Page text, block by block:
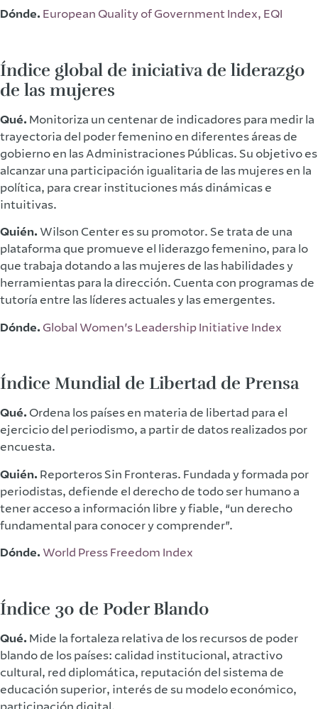
Dónde. European Quality of Government Index, EQI
Índice global de iniciativa de liderazgo
de las mujeres
Qué. Monitoriza un centenar de indicadores para medir la
trayectoria del poder femenino en diferentes áreas de
gobierno en las Administraciones Públicas. Su objetivo es
alcanzar una participación igualitaria de las mujeres en la
política, para crear instituciones más dinámicas e
intuitivas.
Quién. Wilson Center es su promotor. Se trata de una
plataforma que promueve el liderazgo femenino, para lo
que trabaja dotando a las mujeres de las habilidades y
herramientas para la dirección. Cuenta con programas de
tutoría entre las líderes actuales y las emergentes.
Dónde. Global Women’s Leadership Initiative Index
Índice Mundial de Libertad de Prensa
Qué. Ordena los países en materia de libertad para el
ejercicio del periodismo, a partir de datos realizados por
encuesta.
Quién. Reporteros Sin Fronteras. Fundada y formada por
periodistas, defiende el derecho de todo ser humano a
tener acceso a información libre y fiable, “un derecho
fundamental para conocer y comprender”.
Dónde. World Press Freedom Index
Índice 30 de Poder Blando
Qué. Mide la fortaleza relativa de los recursos de poder
blando de los países: calidad institucional, atractivo
cultural, red diplomática, reputación del sistema de
educación superior, interés de su modelo económico,